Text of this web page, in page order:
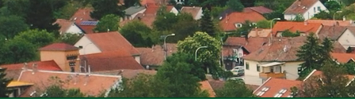
Aloldalak []